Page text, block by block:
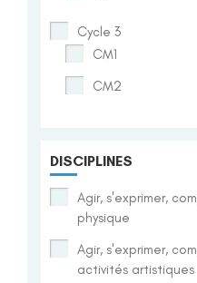
Cycle 3
CM1
CM2
DISCIPLINES
Agir, s'exprimer,
physique
Agir, s'exprimer,
activités artistiques